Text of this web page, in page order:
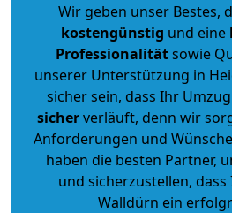
Wir geben unser Bestes,
kostengünstig und eine
Professionalitätsowie
unserer Unterstützung in
sicher sein, dass Ihr Umzug
sicherverläuft, denn wir
Anforderungen und
haben die besten Partner,
und sicherzustellen,
Walldürn ein